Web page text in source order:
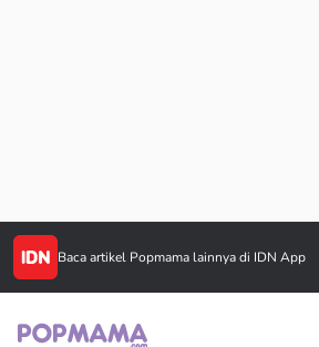
Baca artikel Popmama lainnya di IDN App